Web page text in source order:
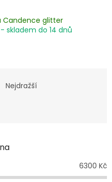
Candence glitter
skladem do 14 dnů
Nejdražší
6300 Kč